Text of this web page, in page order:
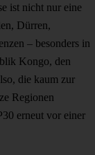
ist nicht nur eine
Dürren,
– besonders in
Kongo, den
die kaum zur
Regionen
erneut vor einer